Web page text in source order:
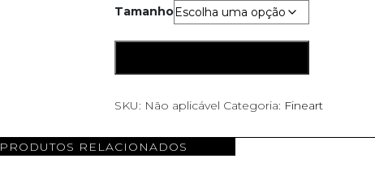
Tamanho
SKU: Não aplicável Categoria: Fineart
PRODUTOS RELACIONADOS